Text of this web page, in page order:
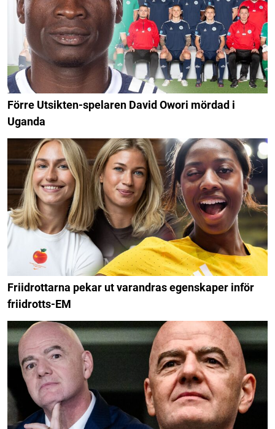
Förre Utsikten-spelaren David Owori mördad i
Uganda
Friidrottarna pekar ut varandras egenskaper inför
friidrotts-EM